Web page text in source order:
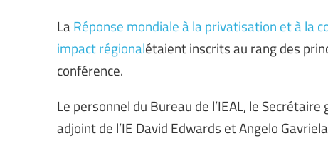
La Réponse mondiale à la privatisation et à la
impact régionalétaient inscrits au rang des
conférence.
Le personnel du Bureau de l’IEAL, le
adjoint de l’IE David Edwards et Angelo